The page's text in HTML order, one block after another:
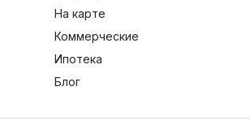
На карте
Коммерческие
Ипотека
Блог